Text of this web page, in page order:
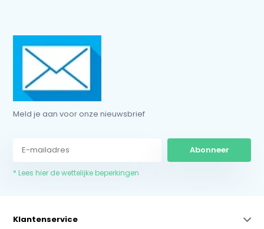
Meld je aan voor onze nieuwsbrief
Abonneer
* Lees hier de wettelijke beperkingen
Klantenservice